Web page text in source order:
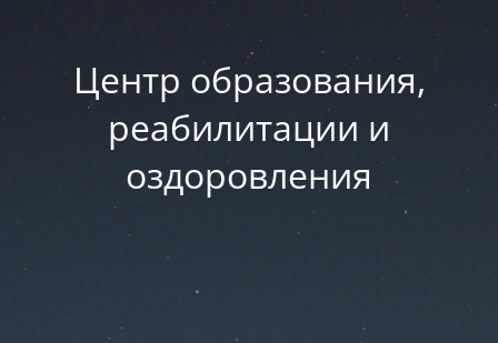
Центр образования,
реабилитации и
оздоровления